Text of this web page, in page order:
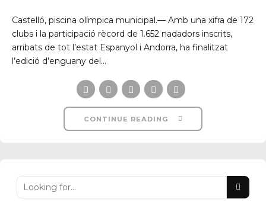
Castelló, piscina olímpica municipal.— Amb una xifra de 172
clubs i la participació rècord de 1.652 nadadors inscrits,
arribats de tot l’estat Espanyol i Andorra, ha finalitzat
l’edició d’enguany del...
CONTINUE READING